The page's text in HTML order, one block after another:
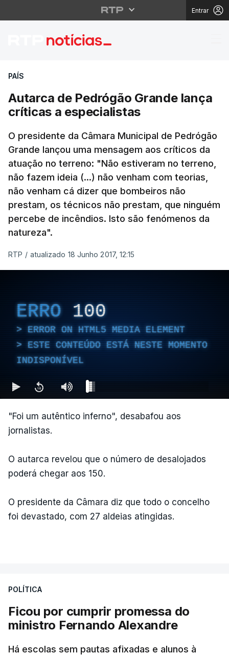
Entrar
Autarca de Pedrógão
PAÍS
Autarca de Pedrógão Grande lança
críticas a especialistas
O presidente da Câmara Municipal de Pedrógão
Grande lançou uma mensagem aos críticos da
atuação no terreno: "Não estiveram no terreno,
não fazem ideia (...) não venham com teorias,
não venham cá dizer que bombeiros não
prestam, os técnicos não prestam, que ninguém
percebe de incêndios. Isto são fenómenos da
natureza".
RTP / atualizado 18 Junho 2017, 12:15
ERRO 100
ERROR ON HTML5 MEDIA ELEMENT
ESTE CONTEÚDO ESTÁ NESTE MOMENTO
INDISPONÍVEL
"Foi um autêntico inferno", desabafou aos
jornalistas.
O autarca revelou que o número de desalojados
poderá chegar aos 150.
O presidente da Câmara diz que todo o concelho
foi devastado, com 27 aldeias atingidas.
POLÍTICA
Ficou por cumprir promessa do
ministro Fernando Alexandre
Há escolas sem pautas afixadas e alunos à